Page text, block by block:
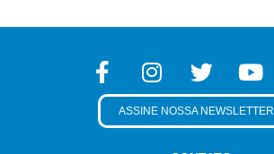
ASSINE NOSSA NEWSLETTER